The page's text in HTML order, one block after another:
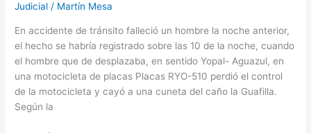
Judicial / Martín Mesa
En accidente de tránsito falleció un hombre la noche anterior,
el hecho se habría registrado sobre las 10 de la noche, cuando
el hombre que de desplazaba, en sentido Yopal- Aguazul, en
una motocicleta de placas Placas RYO-510 perdió el control
de la motocicleta y cayó a una cuneta del caño la Guafilla.
Según la